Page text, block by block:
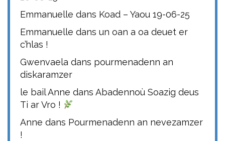
Emmanuelle dans Koad – Yaou 19-06-25
Emmanuelle dans un oan a oa deuet er
c’hlas !
Gwenvaela dans pourmenadenn an
diskaramzer
le bail Anne dans Abadennoù Soazig deus
Ti ar Vro !
Anne dans Pourmenadenn an nevezamzer
!